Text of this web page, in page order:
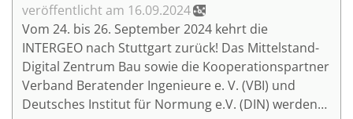
16.09.2024
Vom 24. bis 26. September 2024 kehrt die
INTERGEO nach Stuttgart zurück! Das Mittelstand-
Digital Zentrum Bau sowie die Kooperationspartner
Verband Beratender Ingenieure e. V. (VBI) und
Deutsches Institut für Normung e.V. (DIN) werden